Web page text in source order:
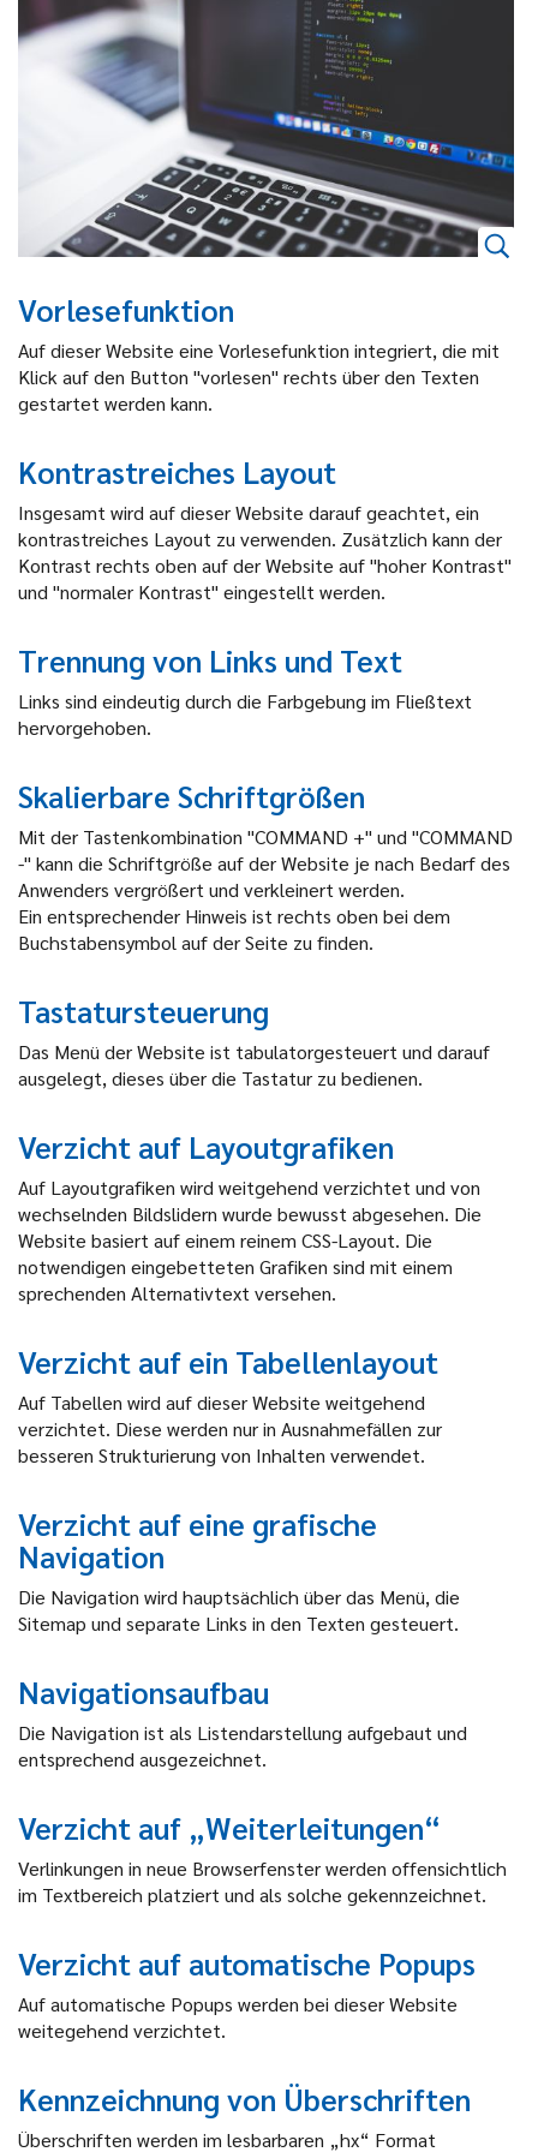
Vorlesefunktion
Auf dieser Website eine Vorlesefunktion integriert, die mit
Klick auf den Button "vorlesen" rechts über den Texten
gestartet werden kann.
Kontrastreiches Layout
Insgesamt wird auf dieser Website darauf geachtet, ein
kontrastreiches Layout zu verwenden. Zusätzlich kann der
Kontrast rechts oben auf der Website auf "hoher Kontrast"
und "normaler Kontrast" eingestellt werden.
Trennung von Links und Text
Links sind eindeutig durch die Farbgebung im Fließtext
hervorgehoben.
Skalierbare Schriftgrößen
Mit der Tastenkombination "COMMAND +" und "COMMAND
-" kann die Schriftgröße auf der Website je nach Bedarf des
Anwenders vergrößert und verkleinert werden.
Ein entsprechender Hinweis ist rechts oben bei dem
Buchstabensymbol auf der Seite zu finden.
Tastatursteuerung
Das Menü der Website ist tabulatorgesteuert und darauf
ausgelegt, dieses über die Tastatur zu bedienen.
Verzicht auf Layoutgrafiken
Auf Layoutgrafiken wird weitgehend verzichtet und von
wechselnden Bildslidern wurde bewusst abgesehen. Die
Website basiert auf einem reinem CSS-Layout. Die
notwendigen eingebetteten Grafiken sind mit einem
sprechenden Alternativtext versehen.
Verzicht auf ein Tabellenlayout
Auf Tabellen wird auf dieser Website weitgehend
verzichtet. Diese werden nur in Ausnahmefällen zur
besseren Strukturierung von Inhalten verwendet.
Verzicht auf eine grafische
Navigation
Die Navigation wird hauptsächlich über das Menü, die
Sitemap und separate Links in den Texten gesteuert.
Navigationsaufbau
Die Navigation ist als Listendarstellung aufgebaut und
entsprechend ausgezeichnet.
Verzicht auf „Weiterleitungen“
Verlinkungen in neue Browserfenster werden offensichtlich
im Textbereich platziert und als solche gekennzeichnet.
Verzicht auf automatische Popups
Auf automatische Popups werden bei dieser Website
weitegehend verzichtet.
Kennzeichnung von Überschriften
Überschriften werden im lesbarbaren „hx“ Format